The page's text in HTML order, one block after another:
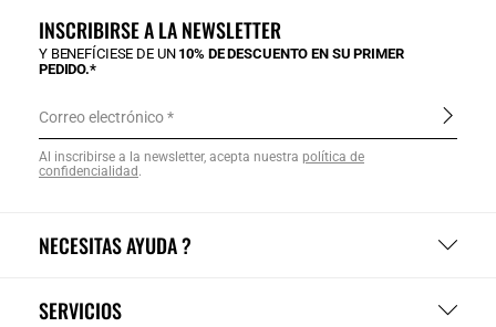
NECESITAS AYUDA ?
SERVICIOS
INSCRIBIRSE A LA NEWSLETTER
Y BENEFÍCIESE DE UN 10% DE DESCUENTO EN SU PRIMER
PEDIDO.*
Correo electrónico
Al inscribirse a la newsletter, acepta nuestra política de
confidencialidad.